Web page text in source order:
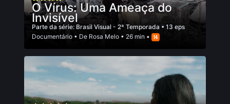
O Vírus: Uma Ameaça do
Invisível
Parte da série: Brasil Visual - 2ª Temporada • 13 eps
Documentário • De Rosa Melo • 26 min •